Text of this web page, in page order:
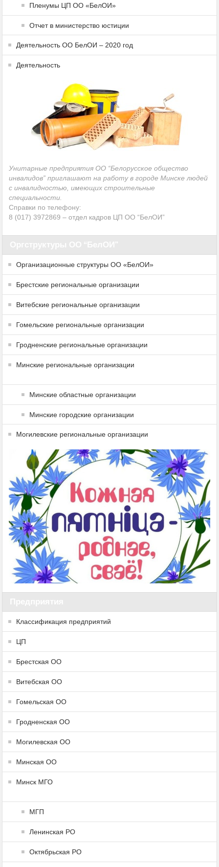
Пленумы ЦП ОО «БелОИ»
Отчет в министерство юстиции
Деятельность ОО БелОИ – 2020 год
Деятельность
Унитарные предприятия ОО “Белорусское общество
инвалидов” приглашают на работу в городе Минске людей
с инвалидностью, имеющих строительные
специальности.
Справки по телефону:
8 (017) 3972869 – отдел кадров ЦП ОО “БелОИ”
Организационные структуры ОО «БелОИ»
Брестские региональные организации
Витебские региональные организации
Гомельские региональные организации
Гродненские региональные организации
Минские региональные организации
Минские областные организации
Минские городские организации
Могилевские региональные организации
Классификация предприятий
ЦП
Брестская ОО
Витебская ОО
Гомельская ОО
Гродненская ОО
Могилевская ОО
Минская ОО
Минск МГО
МГП
Ленинская РО
Октябрьская РО